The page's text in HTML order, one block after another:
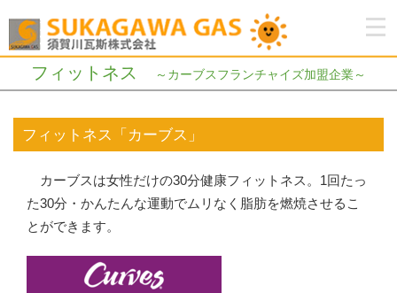
フィットネス ～カーブスフランチャイズ加盟企業～
フィットネス「カーブス」
カーブスは女性だけの30分健康フィットネス。1回たっ
た30分・かんたんな運動でムリなく脂肪を燃焼させるこ
とができます。